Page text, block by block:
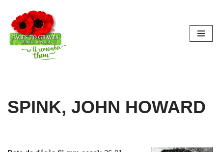
Aller
au
contenu
SPINK, JOHN HOWARD